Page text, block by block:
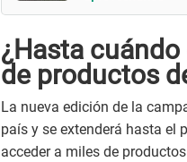
¿Hasta
de productos
La nueva edición de la
país y se extenderá hasta el
acceder a miles de